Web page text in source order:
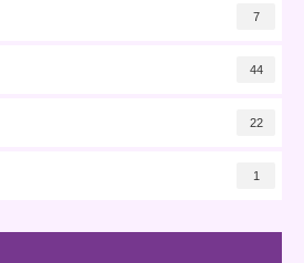
7
44
22
1